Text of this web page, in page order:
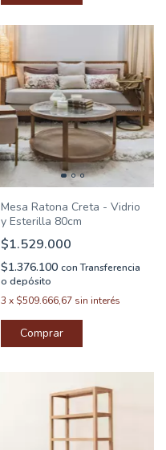
Mesa Ratona Creta - Vidrio
y Esterilla 80cm
$1.529.000
$1.376.100 con Transferencia
o depósito
3 x $509.666,67 sin interés